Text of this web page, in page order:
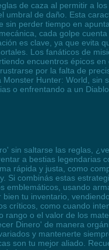
de caza al permitir a
de daño. Esta
perder tiempo en
cada golpe
es clave, ya que evita
Los fanáticos de
encuentros épicos en
por la falta de
Hunter: World, sin
o enfrentando a un
sin saltarse las reglas,
a bestias legendarias
rápida y justa, como
Si combinás estas
usando
tu inventario,
críticos, como cuando
o el valor de los
Dinero' de manera
y mantenerte
son tu mejor aliado.